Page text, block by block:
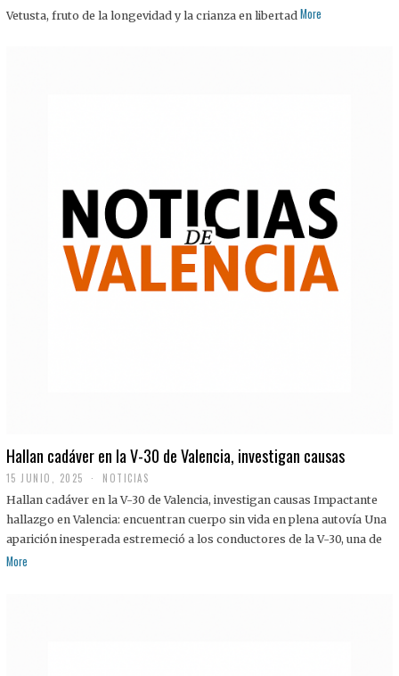
I
Vetusta, fruto de la longevidad y la crianza en libertad More
Hallan cadáver en la V-30 de Valencia, investigan causas
15 JUNIO, 2025 NOTICIAS
Hallan cadáver en la V-30 de Valencia, investigan causas Impactante
hallazgo en Valencia: encuentran cuerpo sin vida en plena autovía Una
aparición inesperada estremeció a los conductores de la V-30, una de
More